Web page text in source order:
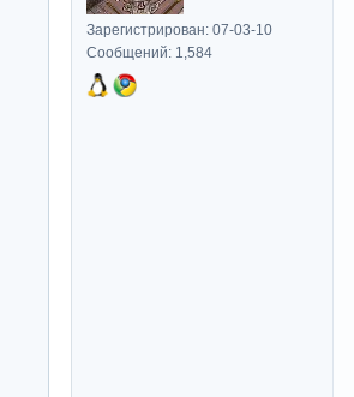
Зарегистрирован: 07-03-10
Сообщений: 1,584